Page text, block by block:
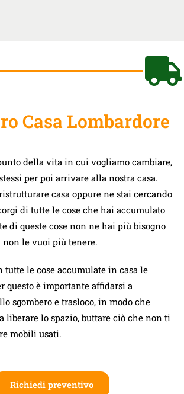
Casa Lombardore
della vita in cui vogliamo cambiare,
per poi arrivare alla nostra casa.
casa oppure ne stai cercando
di tutte le cose che hai accumulato
di queste cose non ne hai più bisogno
le vuoi più tenere.
tutte le cose accumulate in casa le
questo è importante affidarsi a
sgombero e trasloco, in modo che
liberare lo spazio, buttare ciò che non ti
mobili usati.
Richiedi preventivo